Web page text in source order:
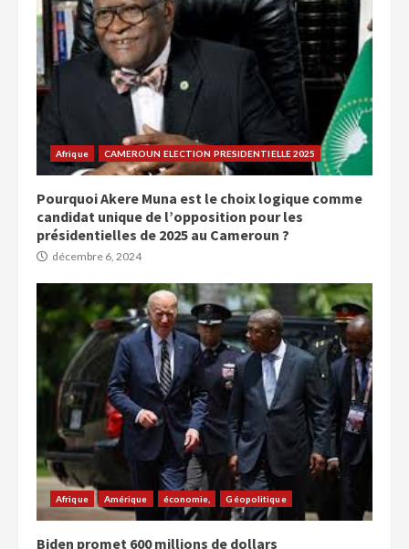
Afrique CAMEROUN ELECTION PRESIDENTIELLE 2025
Pourquoi Akere Muna est le choix logique comme
candidat unique de l’opposition pour les
présidentielles de 2025 au Cameroun ?
décembre 6, 2024
Afrique Amérique économie, Géopolitique
Biden promet 600 millions de dollars